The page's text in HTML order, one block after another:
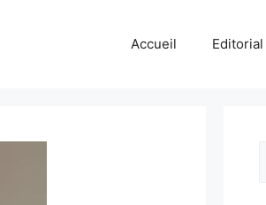
Accueil Editorial